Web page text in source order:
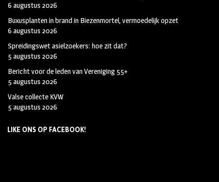
6 augustus 2026
Buxusplanten in brand in Biezenmortel, vermoedelijk opzet
6 augustus 2026
Spreidingswet asielzoekers: hoe zit dat?
5 augustus 2026
Bericht voor de leden van Vereniging 55+
5 augustus 2026
Valse collecte KVW
5 augustus 2026
LIKE ONS OP FACEBOOK!